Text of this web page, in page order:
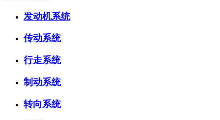
发动机系统
传动系统
行走系统
制动系统
转向系统